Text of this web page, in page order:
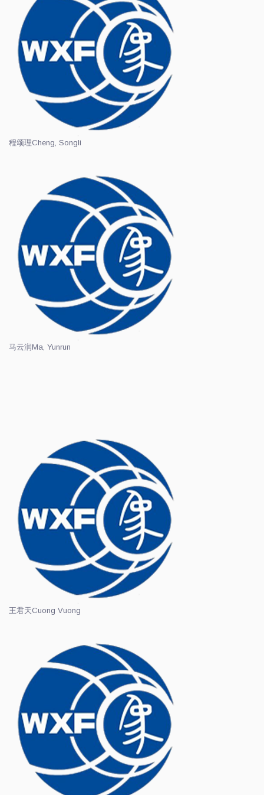
程颂理Cheng, Songli
马云润Ma, Yunrun
王君天Cuong Vuong